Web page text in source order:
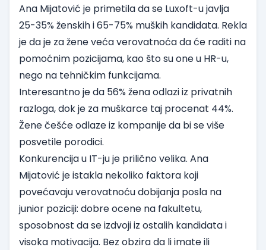
Ana Mijatović je primetila da se Luxoft-u javlja
25-35% ženskih i 65-75% muških kandidata. Rekla
je da je za žene veća verovatnoća da će raditi na
pomoćnim pozicijama, kao što su one u HR-u,
nego na tehničkim funkcijama.
Interesantno je da 56% žena odlazi iz privatnih
razloga, dok je za muškarce taj procenat 44%.
Žene češće odlaze iz kompanije da bi se više
posvetile porodici.
Konkurencija u IT-ju je prilično velika. Ana
Mijatović je istakla nekoliko faktora koji
povećavaju verovatnoću dobijanja posla na
junior poziciji: dobre ocene na fakultetu,
sposobnost da se izdvoji iz ostalih kandidata i
visoka motivacija. Bez obzira da li imate ili